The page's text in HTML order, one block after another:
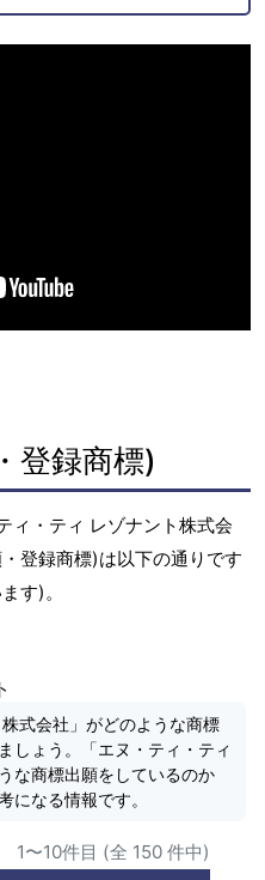
登録商標)
ィ・ティ レゾナント株式会
登録商標)は以下の通りです
す)。
式会社」がどのような商標
しょう。「エヌ・ティ・ティ
な商標出願をしているのか
になる情報です。
1〜10件目 (全 150 件中)